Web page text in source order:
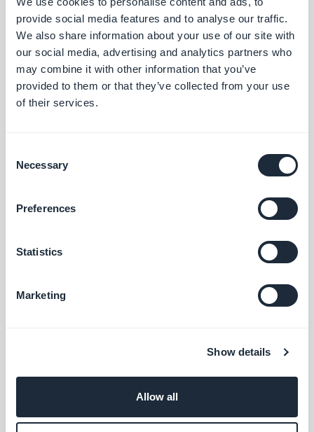
provide social media features and to analyse our traffic.
We also share information about your use of our site with
our social media, advertising and analytics partners who
may combine it with other information that you’ve
provided to them or that they’ve collected from your use
of their services.
Selection
Necessary
Preferences
Statistics
Marketing
Show details
Allow all
Art der Anreise
Unser Büro befindet sich im Stadtzentrum. Die
Unser Ziel ist es, Mitarbeiter, die mit dem Auto oder
Motorrad unterwegs sind, zum Umstieg auf
elektrische Antriebe zu bewegen. Wir haben eine
GoodBarber hat zwei Fahrzeuge für seine
Mitarbeiter zur Verfügung gestellt: ein Elektroauto
Fahrrad ist ideal für kurze Strecken und erspart die
Nutzung von Fahrzeugen mit
Verbrennungsmotoren, um Einkäufe für den
täglichen Bedarf zu erledigen. Das Auto, das wir für